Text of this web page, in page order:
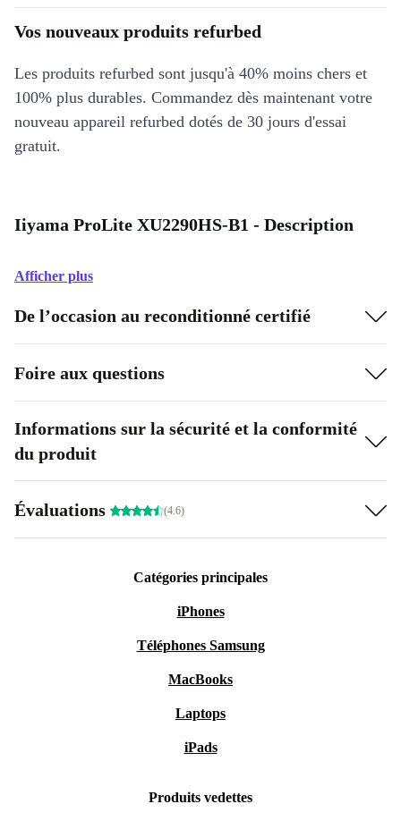
Vos nouveaux produits refurbed
Les produits refurbed sont jusqu'à 40% moins chers et
100% plus durables. Commandez dès maintenant votre
nouveau appareil refurbed dotés de 30 jours d'essai
gratuit.
Iiyama ProLite XU2290HS-B1 - Description
Afficher plus
De l’occasion au reconditionné certifié
Foire aux questions
Informations sur la sécurité et la conformité
du produit
Évaluations (4.6)
Catégories principales
iPhones
Téléphones Samsung
MacBooks
Laptops
iPads
Produits vedettes